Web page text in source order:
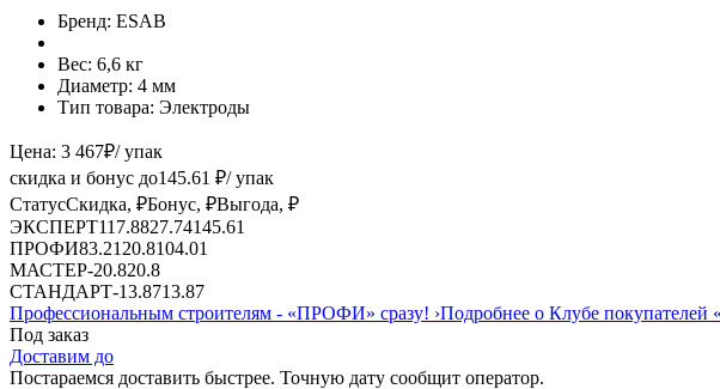
Бренд: ESAB
Вес: 6,6 кг
Диаметр: 4 мм
Тип товара: Электроды
Цена: 3 467₽/ упак
скидка и бонус до145.61 ₽/ упак
СтатусСкидка, ₽Бонус, ₽Выгода, ₽
ЭКСПЕРТ117.8827.74145.61
ПРОФИ83.21 20.8104.01
МАСТЕР-20.820.8
СТАНДАРТ-13.8713.87
Профессиональным строителям - «ПРОФИ» сразу! ›Подробнее о Клубе
Под заказ
Доставим до
Постараемся доставить быстрее. Точную дату сообщит оператор.